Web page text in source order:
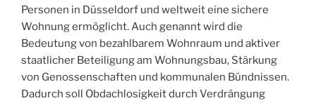
Personen in Düsseldorf und weltweit eine sichere
Wohnung ermöglicht. Auch genannt wird die
Bedeutung von bezahlbarem Wohnraum und aktiver
staatlicher Beteiligung am Wohnungsbau, Stärkung
von Genossenschaften und kommunalen Bündnissen.
Dadurch soll Obdachlosigkeit durch Verdrängung